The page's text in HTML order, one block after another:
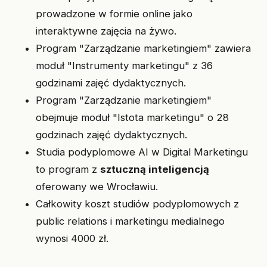
prowadzone w formie online jako
interaktywne zajęcia na żywo.
Program "Zarządzanie marketingiem" zawiera
moduł "Instrumenty marketingu" z 36
godzinami zajęć dydaktycznych.
Program "Zarządzanie marketingiem"
obejmuje moduł "Istota marketingu" o 28
godzinach zajęć dydaktycznych.
Studia podyplomowe AI w Digital Marketingu
to program z sztuczną inteligencją
oferowany we Wrocławiu.
Całkowity koszt studiów podyplomowych z
public relations i marketingu medialnego
wynosi 4000 zł.